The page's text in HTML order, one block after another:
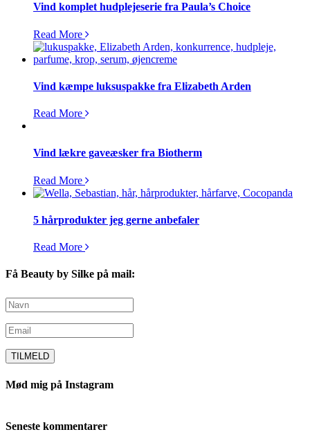
Vind komplet hudplejeserie fra Paula’s Choice
Read More
Vind kæmpe luksuspakke fra Elizabeth Arden
Read More
Vind lækre gaveæsker fra Biotherm
Read More
5 hårprodukter jeg gerne anbefaler
Read More
Få Beauty by Silke på mail:
Mød mig på Instagram
Seneste kommentarer